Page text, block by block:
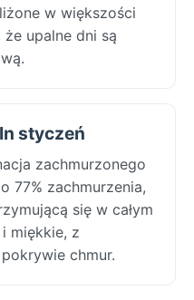
w większości
upalne dni są
styczeń
zachmurzonego
77% zachmurzenia,
się w całym
miękkie, z
chmur.